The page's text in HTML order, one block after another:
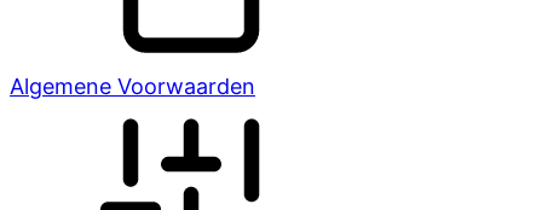
Algemene Voorwaarden